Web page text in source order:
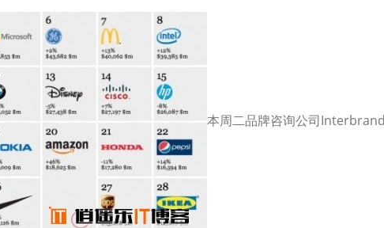
本周二品牌咨询公司